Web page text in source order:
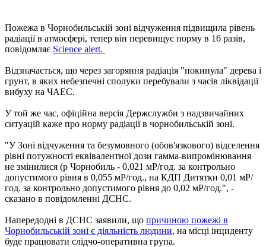
Пожежа в Чорнобильській зоні відчуження підвищила рівень
радіації в атмосфері, тепер він перевищує норму в 16 разів,
повідомляє Science alert.
Відзначається, що через загоряння радіація "покинула" дерева і
грунт, в яких небезпечні сполуки перебували з часів ліквідації
вибуху на ЧАЕС.
У той же час, офіційна версія Держслужби з надзвичайних
ситуацій каже про норму радіації в чорнобильській зоні.
"У Зоні відчуження та безумовного (обов'язкового) відселення
рівні потужності еквівалентної дози гамма-випромінювання
не змінилися (р Чорнобиль - 0,021 мР/год. за контрольно
допустимого рівня в 0,055 мР/год., на КДП Дитятки 0,01 мР/
год. за контрольно допустимого рівня до 0,02 мР/год.", -
сказано в повідомленні ДСНС.
Напередодні в ДСНС заявили, що причиною пожежі в
Чорнобильській зоні є діяльність людини, на місці інциденту
буде працювати слідчо-оперативна група.